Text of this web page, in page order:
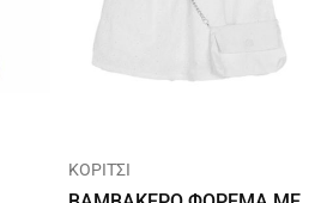
ΚΟΡΙΤΣΙ